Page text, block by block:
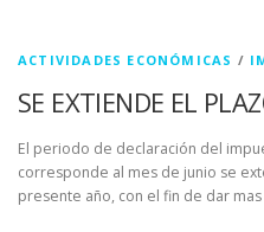
ACTIVIDADES ECONÓMICAS /
SE EXTIENDE EL
El periodo de declaración del
corresponde al mes de junio se
presente año, con el fin de dar